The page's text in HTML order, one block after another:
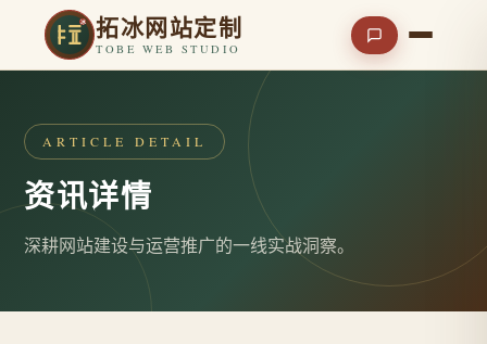
拓冰网站定制
TOBE WEB STUDIO
ARTICLE DETAIL
资讯详情
深耕网站建设与运营推广的一线实战洞察。